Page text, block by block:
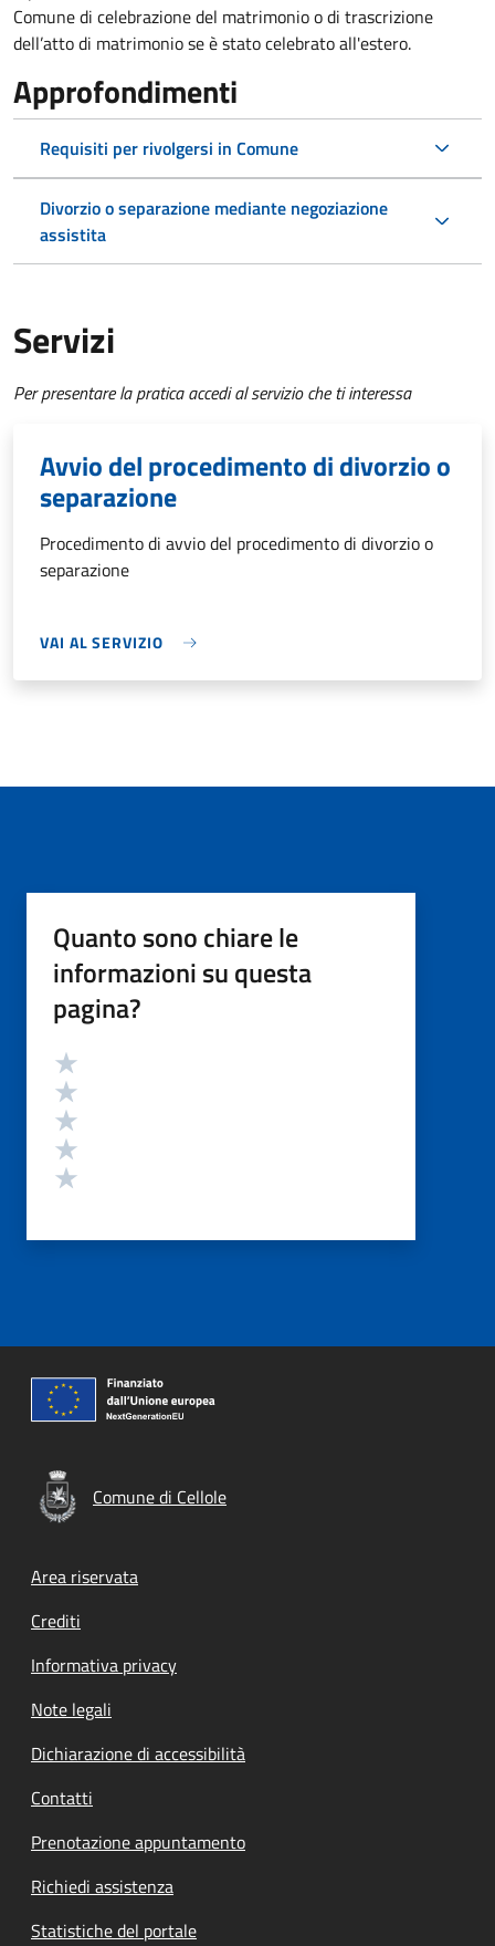
Comune di celebrazione del matrimonio o di trascrizione
dell’atto di matrimonio se è stato celebrato all'estero.
Approfondimenti
Requisiti per rivolgersi in Comune
Divorzio o separazione mediante negoziazione
assistita
Servizi
Per presentare la pratica accedi al servizio che ti interessa
Avvio del procedimento di divorzio o
separazione
Procedimento di avvio del procedimento di divorzio o
separazione
VAI AL SERVIZIO
Quanto sono chiare le
informazioni su questa
pagina?
Valutazione
Comune di Cellole
Footer menu
Area riservata
Crediti
Informativa privacy
Note legali
Dichiarazione di accessibilità
Contatti
Prenotazione appuntamento
Richiedi assistenza
Statistiche del portale